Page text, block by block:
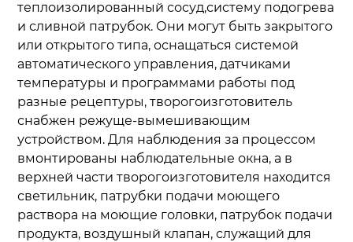
теплоизолированный сосуд,систему подогрева
и сливной патрубок. Они могут быть закрытого
или открытого типа, оснащаться системой
автоматического управления, датчиками
температуры и программами работы под
разные рецептуры, творогоизготовитель
снабжен режуще-вымешивающим
устройством. Для наблюдения за процессом
вмонтированы наблюдательные окна, а в
верхней части творогоизготовителя находится
светильник, патрубки подачи моющего
раствора на моющие головки, патрубок подачи
продукта, воздушный клапан, служащий для